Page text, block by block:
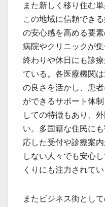
また新しく移り住む
この地域に信頼でき
の安心感を高める要
病院やクリニックが
終わりや休日にも診
ている。各医療機関
の良さを活かし、患
ができるサポート体
しての特徴もあり、
い。多国籍な住民に
応した受付や診療案
しない人々でも安心
くりにも注力されてい
またビジネス街とし